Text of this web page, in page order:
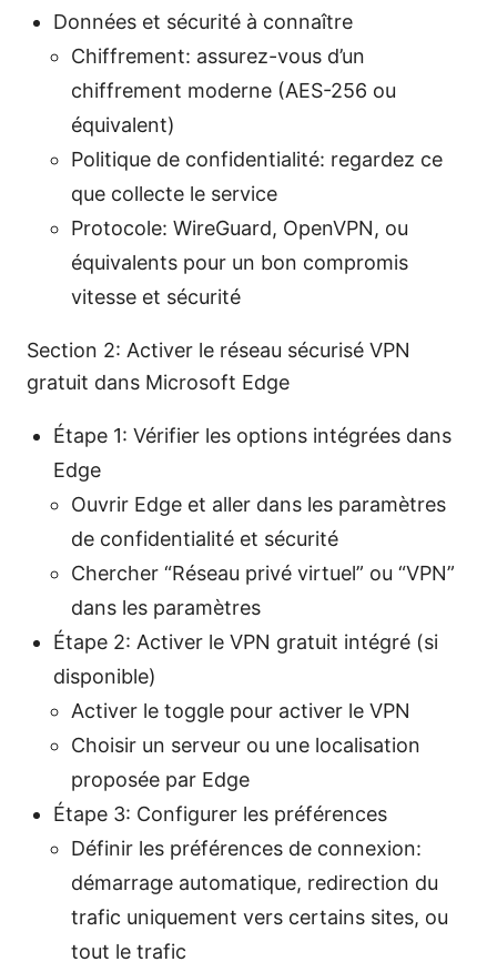
Données et sécurité à connaître
Chiffrement: assurez-vous d’un
chiffrement moderne (AES-256 ou
équivalent)
Politique de confidentialité: regardez ce
que collecte le service
Protocole: WireGuard, OpenVPN, ou
équivalents pour un bon compromis
vitesse et sécurité
Section 2: Activer le réseau sécurisé VPN
gratuit dans Microsoft Edge
Étape 1: Vérifier les options intégrées dans
Edge
Ouvrir Edge et aller dans les paramètres
de confidentialité et sécurité
Chercher “Réseau privé virtuel” ou “VPN”
dans les paramètres
Étape 2: Activer le VPN gratuit intégré (si
disponible)
Activer le toggle pour activer le VPN
Choisir un serveur ou une localisation
proposée par Edge
Étape 3: Configurer les préférences
Définir les préférences de connexion:
démarrage automatique, redirection du
trafic uniquement vers certains sites, ou
tout le trafic